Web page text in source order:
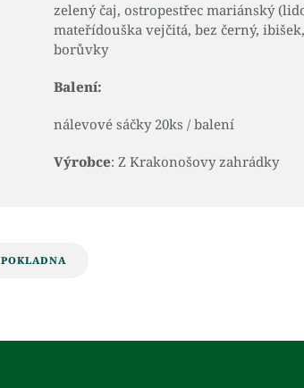
zelený čaj, ostropestřec mariánský
mateřídouška vejčitá, bez černý,
borůvky
Balení:
nálevové sáčky 20ks / balení
Výrobce: Z Krakonošovy zahrádky
POKLADNA